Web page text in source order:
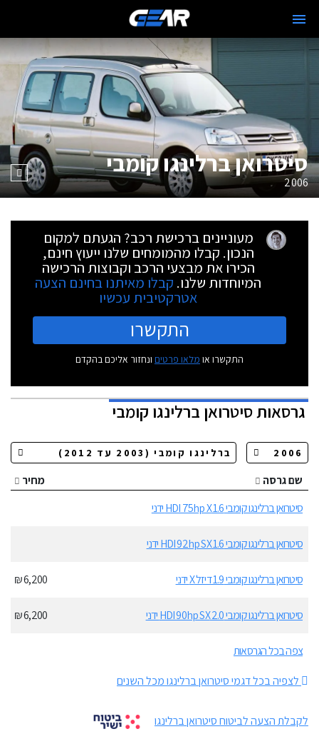
סיטרואן ברלינגו קומבי
2006
מעוניינים ברכישת רכב? הגעתם למקום
הנכון. קבלו מהמומחים שלנו ייעוץ חינם,
הכירו את מבצעי הרכב וקבוצות הרכישה
המיוחדות שלנו. קבלו מאיתנו בחינם הצעה
אטרקטיבית עכשיו
התקשרו
התקשרו או מלאו פרטים ונחזור אליכם בהקדם
גרסאותסיטרואן ברלינגו קומבי
שם גרסה
מחיר
סיטרואן ברלינגו קומבי 1.6 HDI 75hp X ידני
סיטרואן ברלינגו קומבי 1.6 HDI 92hp SX ידני
סיטרואן ברלינגו קומבי 1.9 דיזל X ידני 6,200 ₪
סיטרואן ברלינגו קומבי 2.0 HDI 90hp SX ידני 6,200 ₪
צפה בכל הגרסאות
לצפיה בכל דגמי סיטרואן ברלינגו מכל השנים
לקבלת הצעה לביטוח סיטרואן ברלינגו